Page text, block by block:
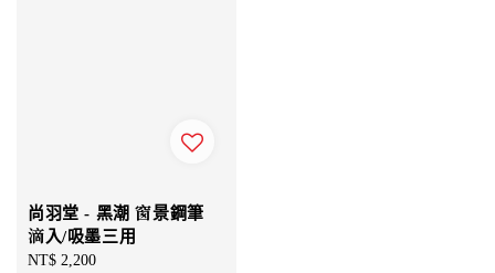
尚羽堂 - 黑潮 窗景鋼筆
滴入/吸墨三用
Regular
NT$ 2,200